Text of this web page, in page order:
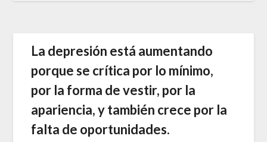
La depresión está aumentando
porque se crítica por lo mínimo,
por la forma de vestir, por la
apariencia, y también crece por la
falta de oportunidades.